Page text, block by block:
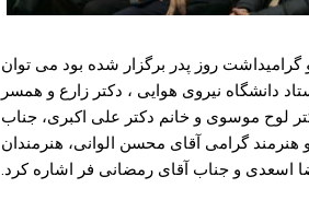
روز پدر برگزار شده بود می توان
دانشگاه نیروی هوایی ، دکتر زارع و همسر
لوح موسوی و خانم دکتر علی اکبری، جناب
گرامی آقای محسن الوانی، هنرمندان
اسعدی و جناب آقای رمضانی فر اشاره کرد.